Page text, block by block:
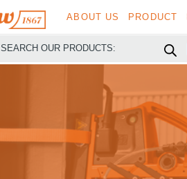
ABOUT US PRODUCT
SEARCH OUR PRODUCTS: